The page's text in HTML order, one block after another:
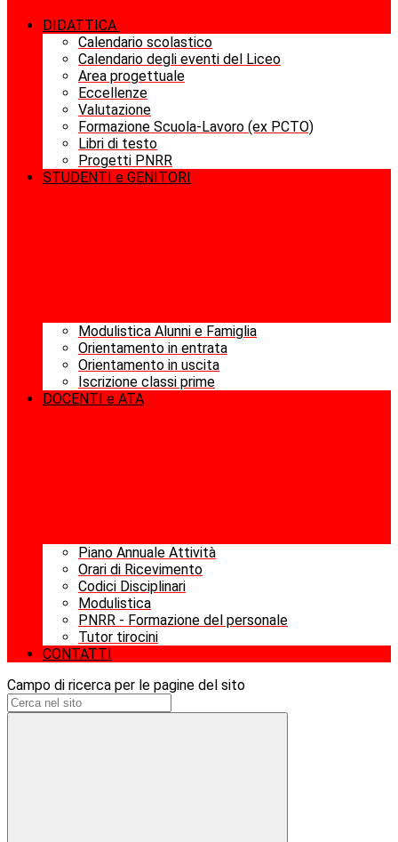
DIDATTICA
Calendario scolastico
Calendario degli eventi del Liceo
Area progettuale
Eccellenze
Valutazione
Formazione Scuola-Lavoro (ex PCTO)
Libri di testo
Progetti PNRR
STUDENTI e GENITORI
Modulistica Alunni e Famiglia
Orientamento in entrata
Orientamento in uscita
Iscrizione classi prime
DOCENTI e ATA
Piano Annuale Attività
Orari di Ricevimento
Codici Disciplinari
Modulistica
PNRR - Formazione del personale
Tutor tirocini
CONTATTI
Campo di ricerca per le pagine del sito